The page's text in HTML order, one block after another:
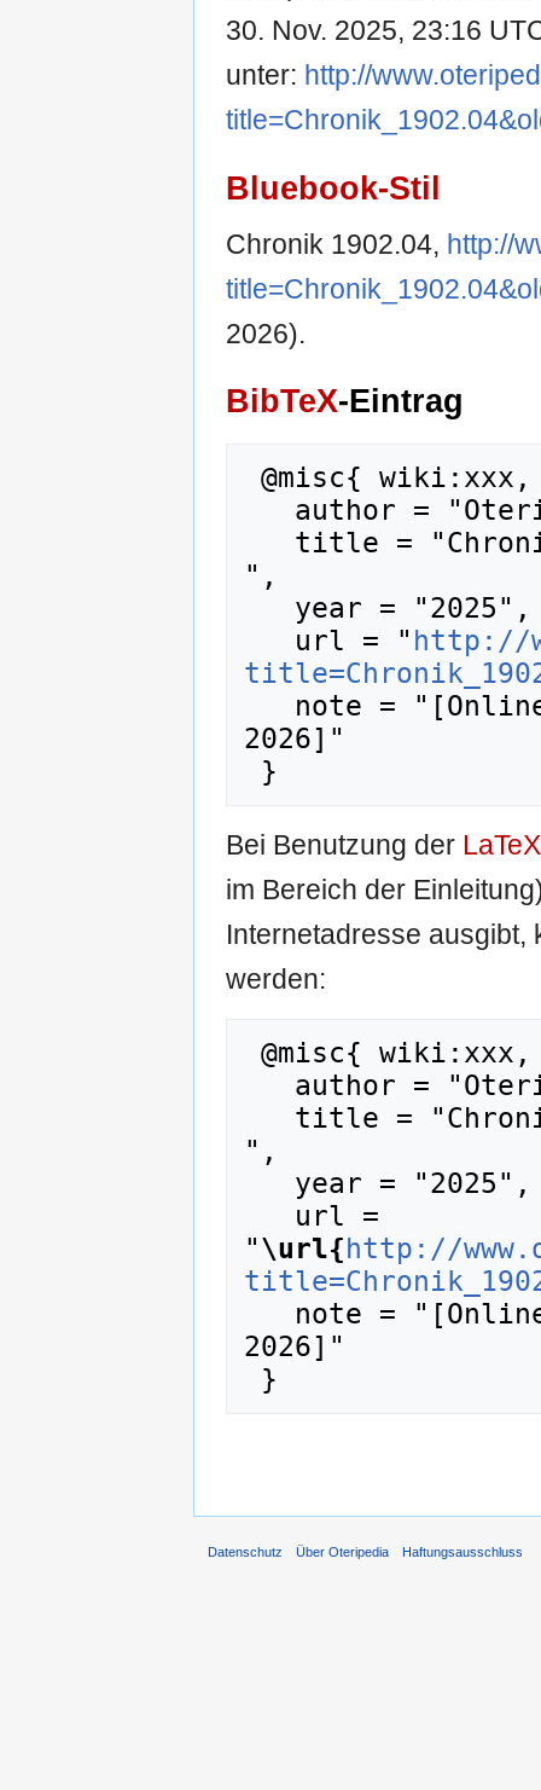
30. Nov. 2025, 23:16
unter: http://
Bluebook-Stil
Chronik 1902.04, http://
2026).
BibTeX-Eintrag
",
   url = "
http://
2026]"
Bei Benutzung der LaTeX
im Bereich der
Internetadresse ausgibt,
werden:
",
"\url{http://
2026]"
Datenschutz Über Oteripedia Haftungsausschluss